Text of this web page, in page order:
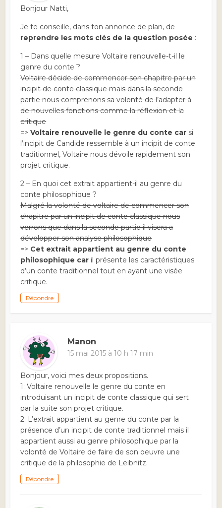
Bonjour Natti,
Je te conseille, dans ton annonce de plan, de
reprendre les mots clés de la question posée :
1 – Dans quelle mesure Voltaire renouvelle-t-il le
genre du conte ?
Voltaire décide de commencer son chapitre par un
incipit de conte classique mais dans la seconde
partie nous comprenons sa volonté de l’adapter à
de nouvelles fonctions comme la réflexion et la
critique
=>Voltaire renouvelle le genre du conte car si
l’incipit de Candide ressemble à un incipit de conte
traditionnel, Voltaire nous dévoile rapidement son
projet critique.
2 – En quoi cet extrait appartient-il au genre du
conte philosophique ?
Malgré la volonté de voltaire de commencer son
chapitre par un incipit de conte classique nous
verrons que dans la seconde partie il visera a
développer son analyse philosophique
=> Cet extrait appartient au genre du conte
philosophique car il présente les caractéristiques
d’un conte traditionnel tout en ayant une visée
critique.
Répondre
Manon
15 mai 2015 à 10 h 17 min
Bonjour, voici mes deux propositions.
1: Voltaire renouvelle le genre du conte en
introduisant un incipit de conte classique qui sert
par la suite son projet critique.
2: L’extrait appartient au genre du conte par la
présence d’un incipit de conte traditionnel mais il
appartient aussi au genre philosophique par la
volonté de Voltaire de faire de son oeuvre une
critique de la philosophie de Leibnitz.
Répondre